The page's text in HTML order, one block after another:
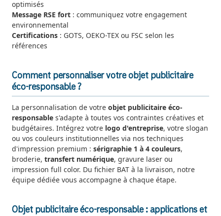
optimisés
Message RSE fort : communiquez votre engagement
environnemental
Certifications : GOTS, OEKO-TEX ou FSC selon les
références
Comment personnaliser votre objet publicitaire
éco-responsable ?
La personnalisation de votre objet publicitaire éco-
responsable s'adapte à toutes vos contraintes créatives et
budgétaires. Intégrez votre logo d'entreprise, votre slogan
ou vos couleurs institutionnelles via nos techniques
d'impression premium : sérigraphie 1 à 4 couleurs,
broderie, transfert numérique, gravure laser ou
impression full color. Du fichier BAT à la livraison, notre
équipe dédiée vous accompagne à chaque étape.
Objet publicitaire éco-responsable : applications et